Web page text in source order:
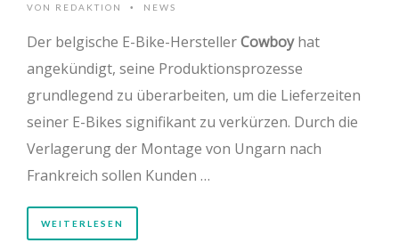
VON REDAKTION • NEWS
Der belgische E-Bike-HerstellerCowboyhat
angekündigt, seine Produktionsprozesse
grundlegend zu überarbeiten, um die Lieferzeiten
seiner E-Bikes signifikant zu verkürzen. Durch die
Verlagerung der Montage von Ungarn nach
Frankreich sollen Kunden …
WEITERLESEN